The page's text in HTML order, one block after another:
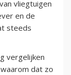
vliegtuigen
en de
steeds
vergelijken
dat zo